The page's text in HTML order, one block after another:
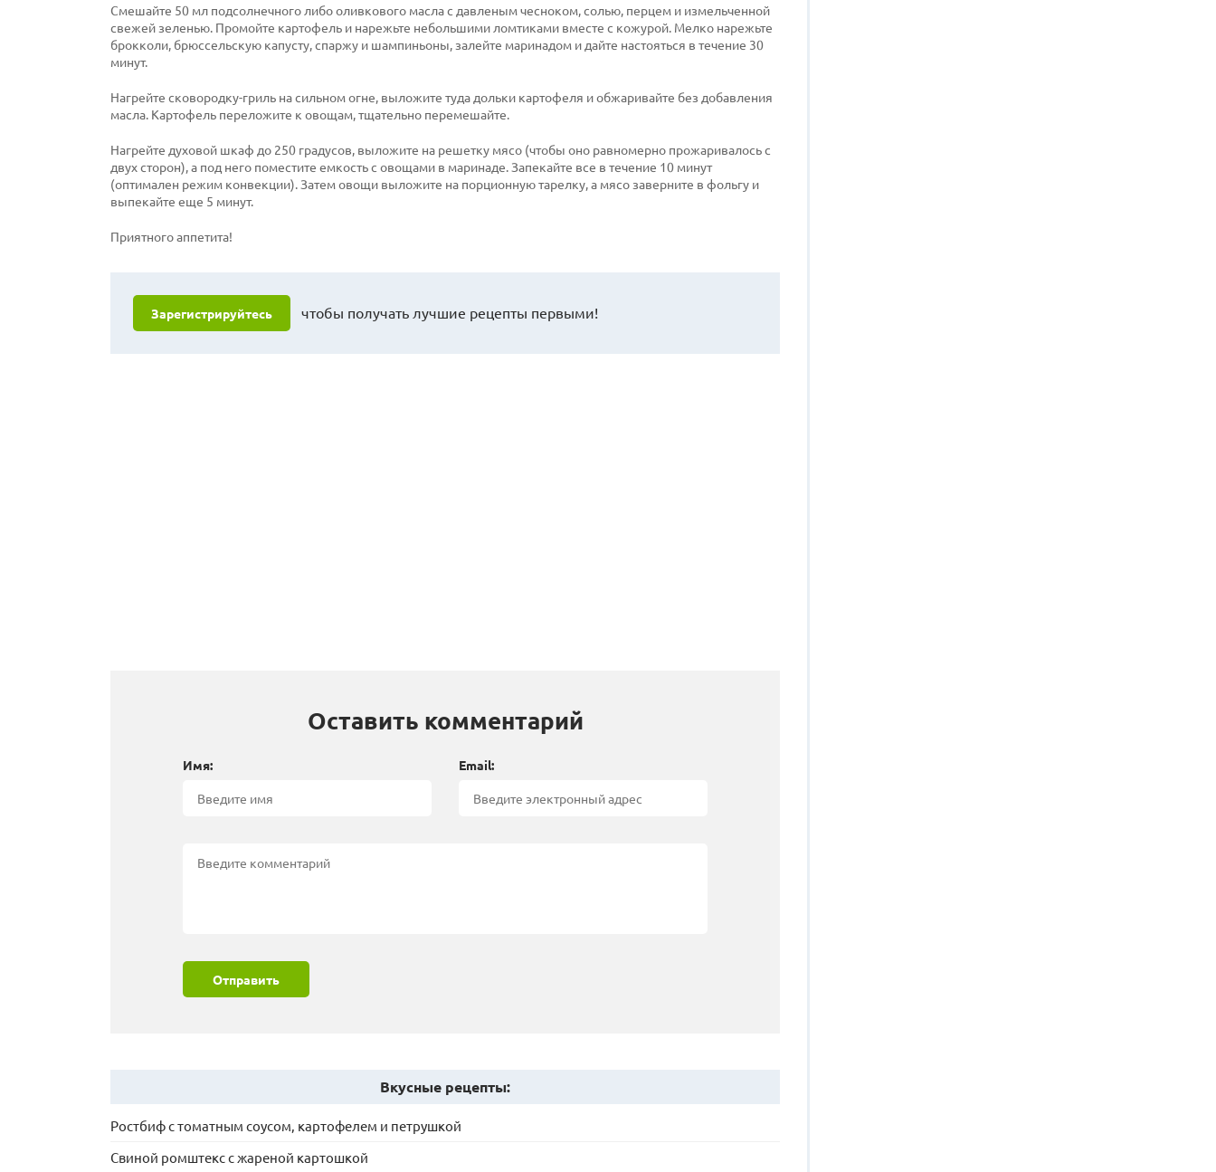
Смешайте 50 мл подсолнечного либо оливкового масла с давленым чесноком, солью, перцем и измельченной
свежей зеленью. Промойте картофель и нарежьте небольшими ломтиками вместе с кожурой. Мелко нарежьте
брокколи, брюссельскую капусту, спаржу и шампиньоны, залейте маринадом и дайте настояться в течение 30
минут.
Нагрейте сковородку-гриль на сильном огне, выложите туда дольки картофеля и обжаривайте без добавления
масла. Картофель переложите к овощам, тщательно перемешайте.
Нагрейте духовой шкаф до 250 градусов, выложите на решетку мясо (чтобы оно равномерно прожаривалось с
двух сторон), а под него поместите емкость с овощами в маринаде. Запекайте все в течение 10 минут
(оптимален режим конвекции). Затем овощи выложите на порционную тарелку, а мясо заверните в фольгу и
выпекайте еще 5 минут.
Приятного аппетита!
Зарегистрируйтесь чтобы получать лучшие рецепты первыми!
Оставить комментарий
Имя: Email:
Отправить
Вкусные рецепты:
Ростбиф с томатным соусом, картофелем и петрушкой
Свиной ромштекс с жареной картошкой